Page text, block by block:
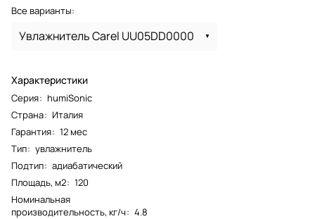
Все варианты:
Увлажнитель Carel UU05DD0000
Характеристики
Серия: humiSonic
Страна: Италия
Гарантия: 12 мес
Тип: увлажнитель
Подтип: адиабатический
Площадь, м2: 120
Номинальная
производительность, кг/ч: 4.8